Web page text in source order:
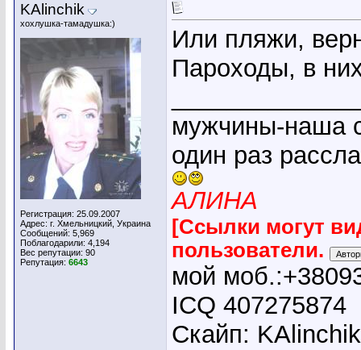
KAlinchik
хохлушка-тамадушка:)
Регистрация: 25.09.2007
Адрес: г. Хмельницкий, Украина
Сообщений: 5,969
Поблагодарили: 4,194
Вес репутации: 90
Репутация: 6643
Или пляжи,
Пароходы, в
мужчины-наша
один раз
АЛИНА
[Ссылки могут
пользователи.
мой
ICQ 407275874
Скайп: